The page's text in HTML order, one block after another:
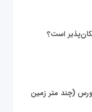
است؟
در متاورس (چند متر زمین